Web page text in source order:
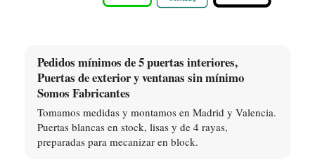
Pedidos mínimos de 5 puertas interiores,
Puertas de exterior y ventanas sin mínimo
Somos Fabricantes
Tomamos medidas y montamos en Madrid y Valencia.
Puertas blancas en stock, lisas y de 4 rayas,
preparadas para mecanizar en block.